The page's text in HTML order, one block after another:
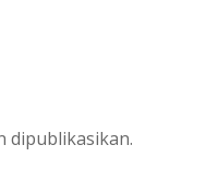
dipublikasikan.